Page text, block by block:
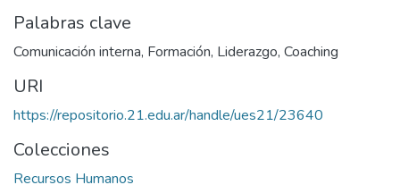
Palabras clave
Comunicación interna, Formación, Liderazgo, Coaching
URI
https://repositorio.21.edu.ar/handle/ues21/23640
Colecciones
Recursos Humanos